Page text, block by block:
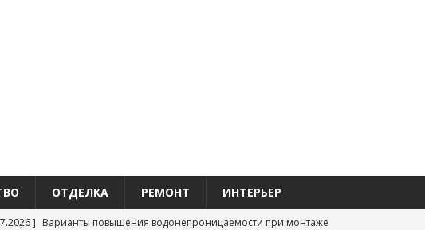
ОТДЕЛКА РЕМОНТ ИНТЕРЬЕР
] Варианты повышения водонепроницаемости при монтаже